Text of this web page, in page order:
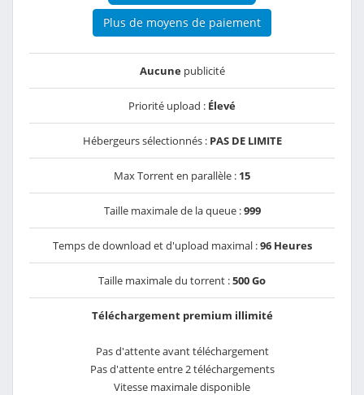
Plus de moyens de paiement
Aucunepublicité
Priorité upload : Élevé
Hébergeurs sélectionnés : PAS DE LIMITE
Max Torrent en parallèle : 15
Taille maximale de la queue :999
Temps de download et d'upload maximal :96 Heures
Taille maximale du torrent :500 Go
Téléchargement premium illimité
Pas d'attente avant téléchargement
Pas d'attente entre 2 téléchargements
Vitesse maximale disponible